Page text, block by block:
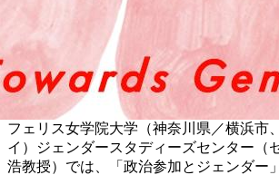
フェリス女学院大学（神奈川県／横浜市
イ）ジェンダースタディーズセンター（
浩教授）では、「政治参加とジェンダー